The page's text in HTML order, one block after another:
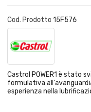
Cod. Prodotto 15F576
Castrol POWER1 è stato
formulativa
esperienza nella